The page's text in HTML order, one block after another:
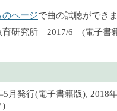
のページで曲の試聴ができ
育研究所 2017/6 (電子書
5月発行(電子書籍版), 2018
)